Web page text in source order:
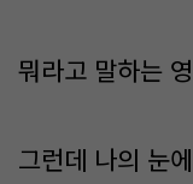
뭐라고 말하는
그런데 나의 눈